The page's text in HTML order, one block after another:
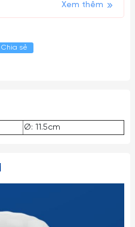
Xem thêm
Chia sẻ
Ø: 11.5cm